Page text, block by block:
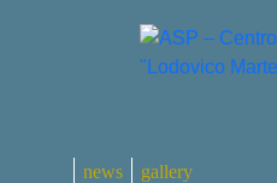
news gallery